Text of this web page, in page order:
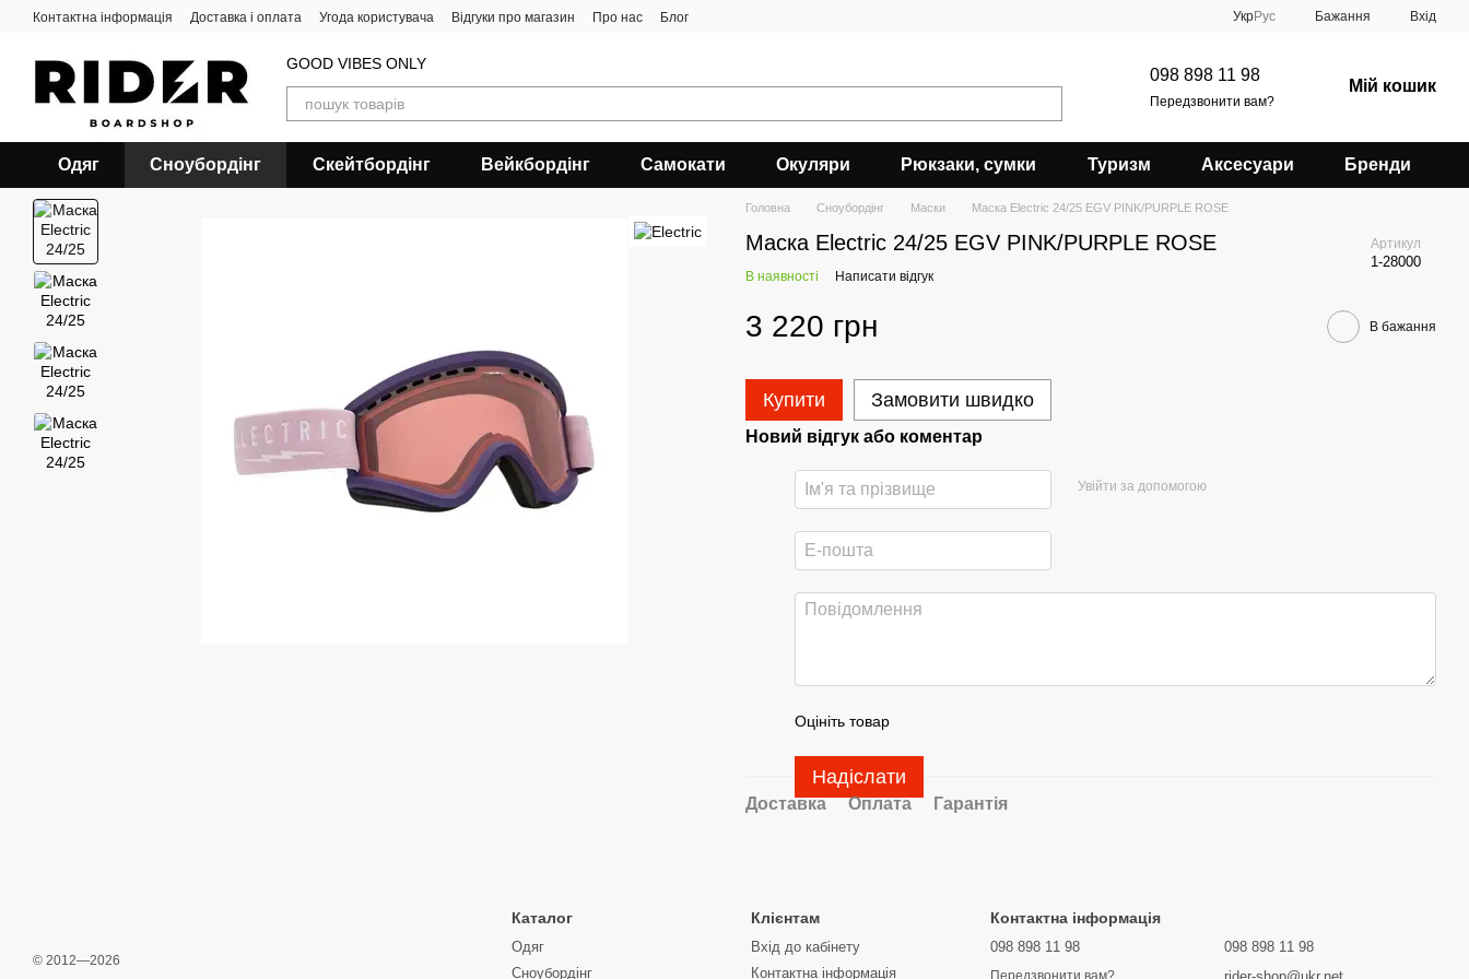
Перейти до основного контенту
Контактна інформація Доставка і оплата Угода користувача Відгуки про магазин Про нас Блог УкрРус Бажання Вхід
GOOD VIBES ONLY
098 898 11 98
Передзвонити вам?
Мій кошик
Одяг Сноубордiнг Скейтбордінг Вейкбордінг Самокати Окуляри Рюкзаки, сумки Туризм Аксесуари Бренди
Головна Сноубордiнг Маски Маска Electric 24/25 EGV PINK/PURPLE ROSE
Маска Electric 24/25 EGV PINK/PURPLE ROSE Артикул
1-28000
В наявності Написати відгук
3 220 грн В бажання
Купити Замовити швидко
Новий відгук або коментар
Увійти за допомогою
Оцініть товар
Надіслати
Доставка Оплата Гарантія
© 2012—2026
Каталог
Одяг
Сноубордiнг
Клієнтам
Вхід до кабінету
Контактна інформація
Контактна інформація
098 898 11 98
098 898 11 98